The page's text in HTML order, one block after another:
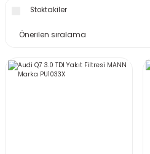
Stoktakiler